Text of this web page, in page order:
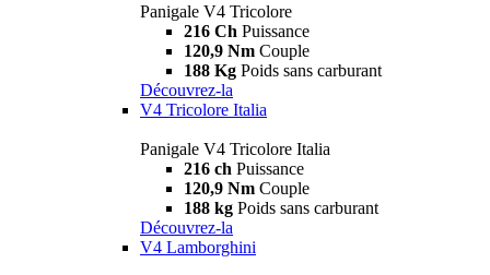
Panigale V4 Tricolore
216 Ch Puissance
120,9 Nm Couple
188 Kg Poids sans carburant
Découvrez-la
V4 Tricolore Italia
Panigale V4 Tricolore Italia
216 ch Puissance
120,9 Nm Couple
188 kg Poids sans carburant
Découvrez-la
V4 Lamborghini